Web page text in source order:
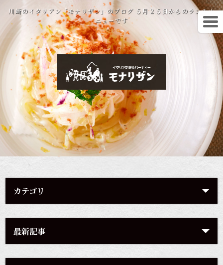
川崎のイタリアン「モナリザン」のブログ ５月２５日からのランチメ
ニューです
カテゴリ
最新記事